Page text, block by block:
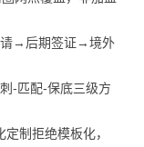
请→后期签证→境外
-匹配-保底三级方
制拒绝模板化，